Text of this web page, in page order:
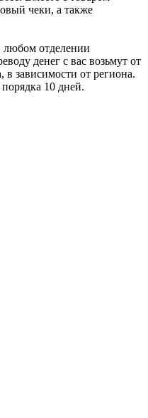
чеки, а также
любом отделении
денег с вас возьмут от
в зависимости от региона.
10 дней.